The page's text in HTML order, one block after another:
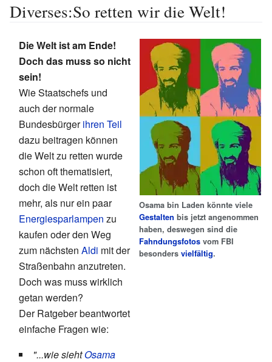
Diverses:So retten wir die Welt!
Die Welt ist am Ende!
Doch das muss so nicht
sein!
Wie Staatschefs und
auch der normale
Bundesbürgerihren Teil
dazu beitragen können
die Welt zu retten wurde
schon oft thematisiert,
doch die Welt retten ist
mehr, als nur ein paar
Energiesparlampen zu
kaufen oder den Weg
zum nächsten Aldi mit der
Straßenbahn anzutreten.
Doch was muss wirklich
getan werden?
Der Ratgeber beantwortet
einfache Fragen wie:
"...wie siehtOsama
Osama bin Laden könnte viele
Gestalten bis jetzt angenommen
haben, deswegen sind die
Fahndungsfotos vom FBI
besonders vielfältig.